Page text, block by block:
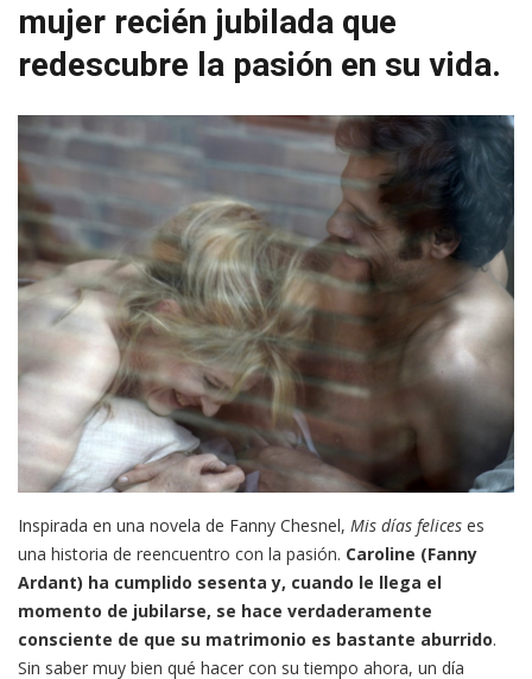
mujer recién jubilada que
redescubre la pasión en su vida.
Inspirada en una novela de Fanny Chesnel, Mis días felices es
una historia de reencuentro con la pasión. Caroline (Fanny
Ardant) ha cumplido sesenta y, cuando le llega el
momento de jubilarse, se hace verdaderamente
consciente de que su matrimonio es bastante aburrido.
Sin saber muy bien qué hacer con su tiempo ahora, un día